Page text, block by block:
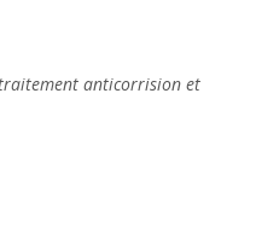
anticorrision et